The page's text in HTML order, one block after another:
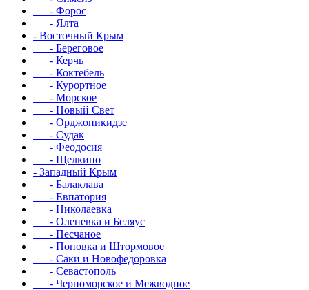
- Форос
- Ялта
- Восточный Крым
- Береговое
- Керчь
- Коктебель
- Курортное
- Морское
- Новый Свет
- Орджоникидзе
- Судак
- Феодосия
- Щелкино
- Западный Крым
- Балаклава
- Евпатория
- Николаевка
- Оленевка и Беляус
- Песчаное
- Поповка и Штормовое
- Саки и Новофедоровка
- Севастополь
- Черноморское и Межводное